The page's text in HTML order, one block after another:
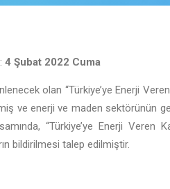
4 Şubat 2022 Cuma
olan “Türkiye’ye Enerji
ve enerji ve maden sektörünün
“Türkiye’ye Enerji Veren
bildirilmesi talep edilmiştir.